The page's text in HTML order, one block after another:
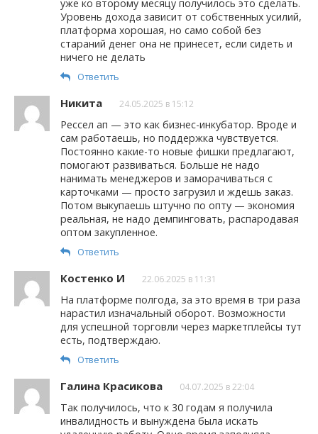
уже ко второму месяцу получилось это сделать.
Уровень дохода зависит от собственных усилий,
платформа хорошая, но само собой без
стараний денег она не принесет, если сидеть и
ничего не делать
Ответить
Никита 24.05.2025 в 15:12
Рессел ап — это как бизнес-инкубатор. Вроде и
сам работаешь, но поддержка чувствуется.
Постоянно какие-то новые фишки предлагают,
помогают развиваться. Больше не надо
нанимать менеджеров и заморачиваться с
карточками — просто загрузил и ждешь заказ.
Потом выкупаешь штучно по опту — экономия
реальная, не надо демпинговать, распародавая
оптом закупленное.
Ответить
Костенко И 22.06.2025 в 11:31
На платформе полгода, за это время в три раза
нарастил изначальный оборот. Возможности
для успешной торговли через маркетплейсы тут
есть, подтверждаю.
Ответить
Галина Красикова 04.07.2025 в 22:04
Так получилось, что к 30 годам я получила
инвалидность и вынуждена была искать